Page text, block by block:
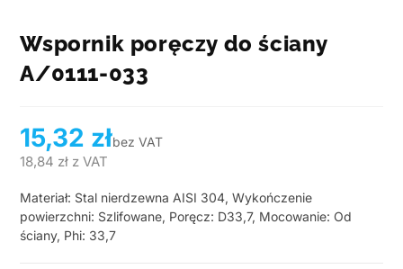
Wspornik poręczy do ściany
A/0111-033
15,32 złbez VAT
18,84 zł z VAT
Materiał: Stal nierdzewna AISI 304, Wykończenie
powierzchni: Szlifowane, Poręcz: D33,7, Mocowanie: Od
ściany, Phi: 33,7